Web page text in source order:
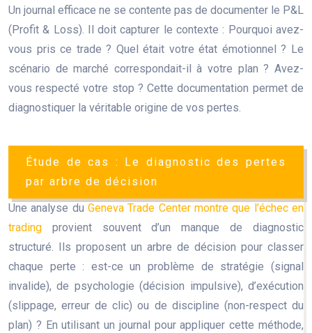
Un journal efficace ne se contente pas de documenter le P&L
(Profit & Loss). Il doit capturer le contexte : Pourquoi avez-
vous pris ce trade ? Quel était votre état émotionnel ? Le
scénario de marché correspondait-il à votre plan ? Avez-
vous respecté votre stop ? Cette documentation permet de
diagnostiquer la véritable origine de vos pertes.
Étude de cas : Le diagnostic des pertes
par arbre de décision
Une analyse du Geneva Trade Center montre que l’échec en
trading provient souvent d’un manque de diagnostic
structuré. Ils proposent un arbre de décision pour classer
chaque perte : est-ce un problème de stratégie (signal
invalide), de psychologie (décision impulsive), d’exécution
(slippage, erreur de clic) ou de discipline (non-respect du
plan) ? En utilisant un journal pour appliquer cette méthode,